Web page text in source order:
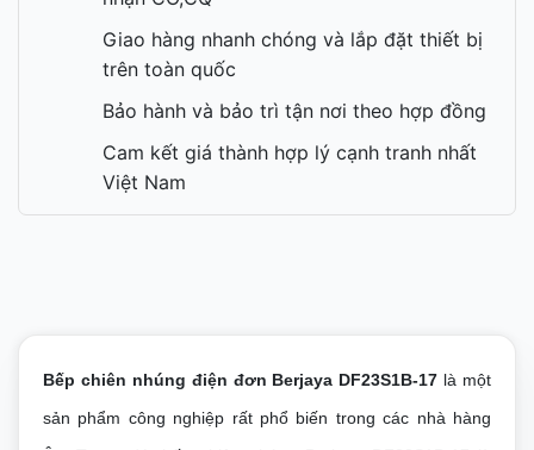
Giao hàng nhanh chóng và lắp đặt thiết bị
trên toàn quốc
Bảo hành và bảo trì tận nơi theo hợp đồng
Cam kết giá thành hợp lý cạnh tranh nhất
Việt Nam
Bếp chiên nhúng điện đơn Berjaya DF23S1B-17 là một
sản phẩm công nghiệp rất phổ biến trong các nhà hàng